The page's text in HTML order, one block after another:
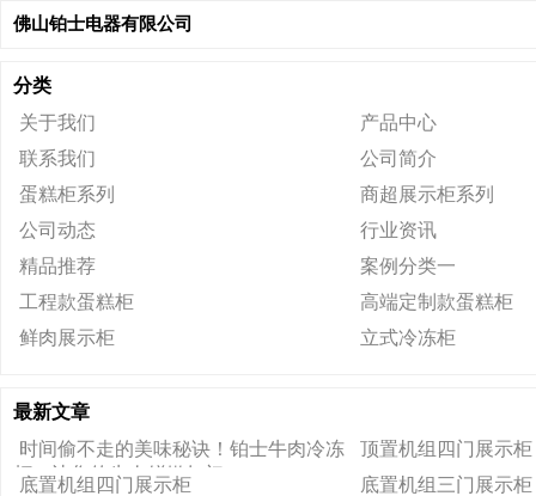
佛山铂士电器有限公司
分类
关于我们
产品中心
联系我们
公司简介
蛋糕柜系列
商超展示柜系列
公司动态
行业资讯
精品推荐
案例分类一
工程款蛋糕柜
高端定制款蛋糕柜
鲜肉展示柜
立式冷冻柜
最新文章
时间偷不走的美味秘诀！铂士牛肉冷冻
柜，让您的牛肉鲜嫩如初
顶置机组四门展示柜
底置机组四门展示柜
底置机组三门展示柜